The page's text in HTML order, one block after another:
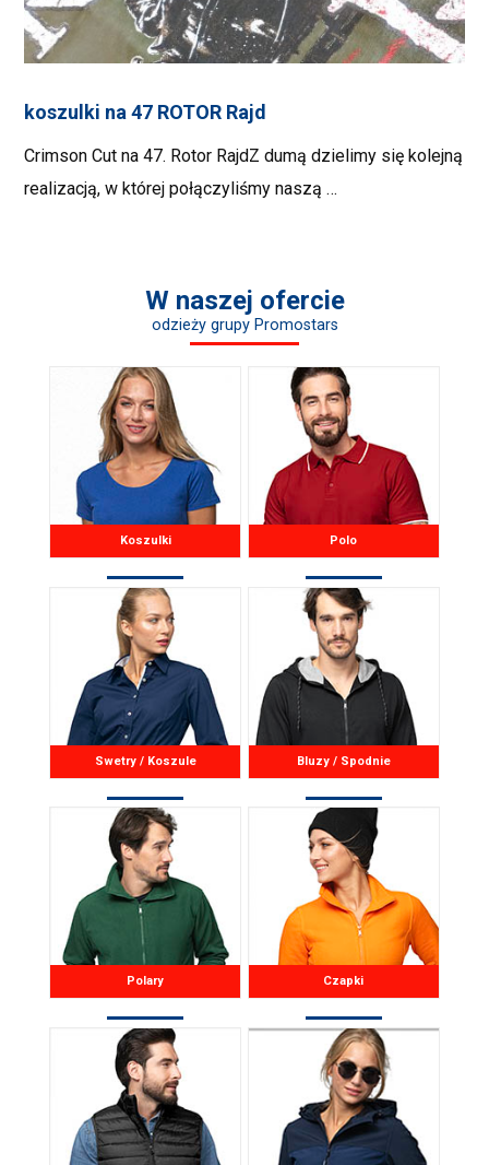
koszulki na 47 ROTOR Rajd
Crimson Cut na 47. Rotor RajdZ dumą dzielimy się kolejną
realizacją, w której połączyliśmy naszą …
W naszej ofercie
odzieży grupy Promostars
Koszulki Polo
Swetry / Koszule Bluzy / Spodnie
Polary Czapki